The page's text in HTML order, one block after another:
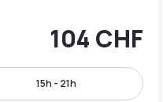
104 CHF
15h - 21h